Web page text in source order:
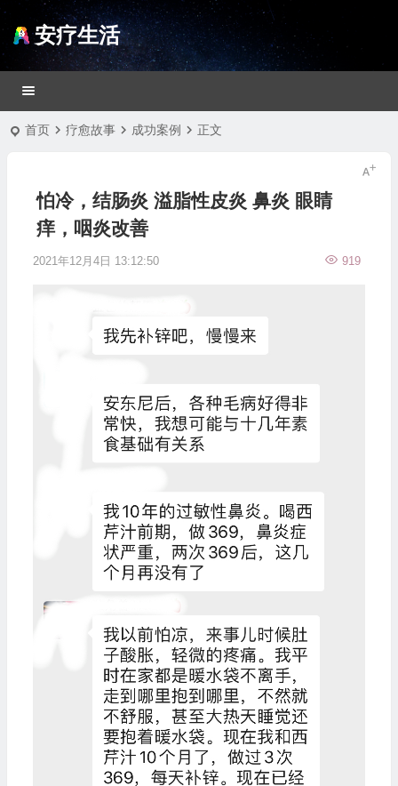
安疗生活
首页 疗愈故事 成功案例 正文
怕冷，结肠炎 溢脂性皮炎 鼻炎 眼睛
痒，咽炎改善
2021年12月4日 13:12:50 919